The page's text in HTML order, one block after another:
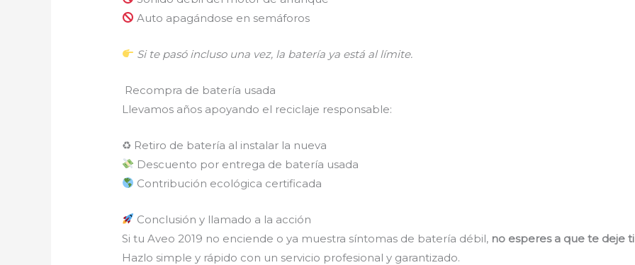
Auto apagándose en semáforos
Si te pasó incluso una vez, la batería ya está al límite.
Recompra de batería usada
Llevamos años apoyando el reciclaje responsable:
♻ Retiro de batería al instalar la nueva
Descuento por entrega de batería usada
Contribución ecológica certificada
Conclusión y llamado a la acción
Si tu Aveo 2019 no enciende o ya muestra síntomas de batería débil, no esperes a que te deje
Hazlo simple y rápido con un servicio profesional y garantizado.